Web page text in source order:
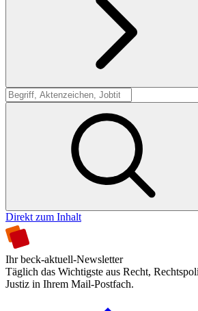
Suche
Direkt zum Inhalt
Ihr beck-aktuell-Newsletter
Täglich das Wichtigste aus Recht,
Justiz in Ihrem Mail-Postfach.